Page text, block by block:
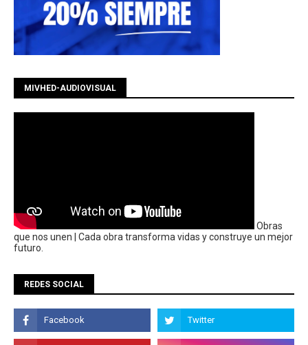
MIVHED-AUDIOVISUAL
Obras
que nos unen | Cada obra transforma vidas y construye un mejor
futuro.
REDES SOCIAL